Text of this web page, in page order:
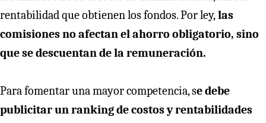
rentabilidad que obtienen los fondos. Por ley,las
comisiones no afectan el ahorro obligatorio, sino
que se descuentan de la remuneración.
Para fomentar una mayor competencia, se debe
publicitar un ranking de costos y rentabilidades